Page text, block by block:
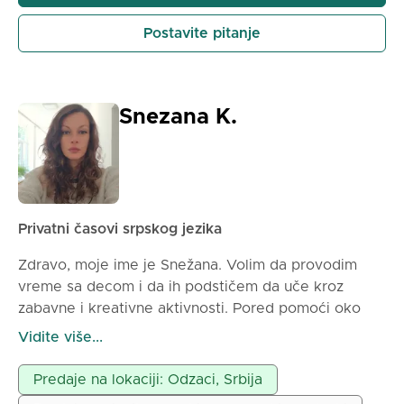
Postavite pitanje
Snezana K.
Privatni časovi srpskog jezika
Zdravo, moje ime je Snežana. Volim da provodim
vreme sa decom i da ih podstičem da uče kroz
zabavne i kreativne aktivnosti. Pored pomoći oko
školskih obaveza kada je to potrebno, vreme
bicikla, pravljenje čokolade, kreativno pravljenje
rukotvorina, slikanje i zajedničko kuvanje. Često
Vidite više...
Predaje na lokaciji: Odzaci, Srbija